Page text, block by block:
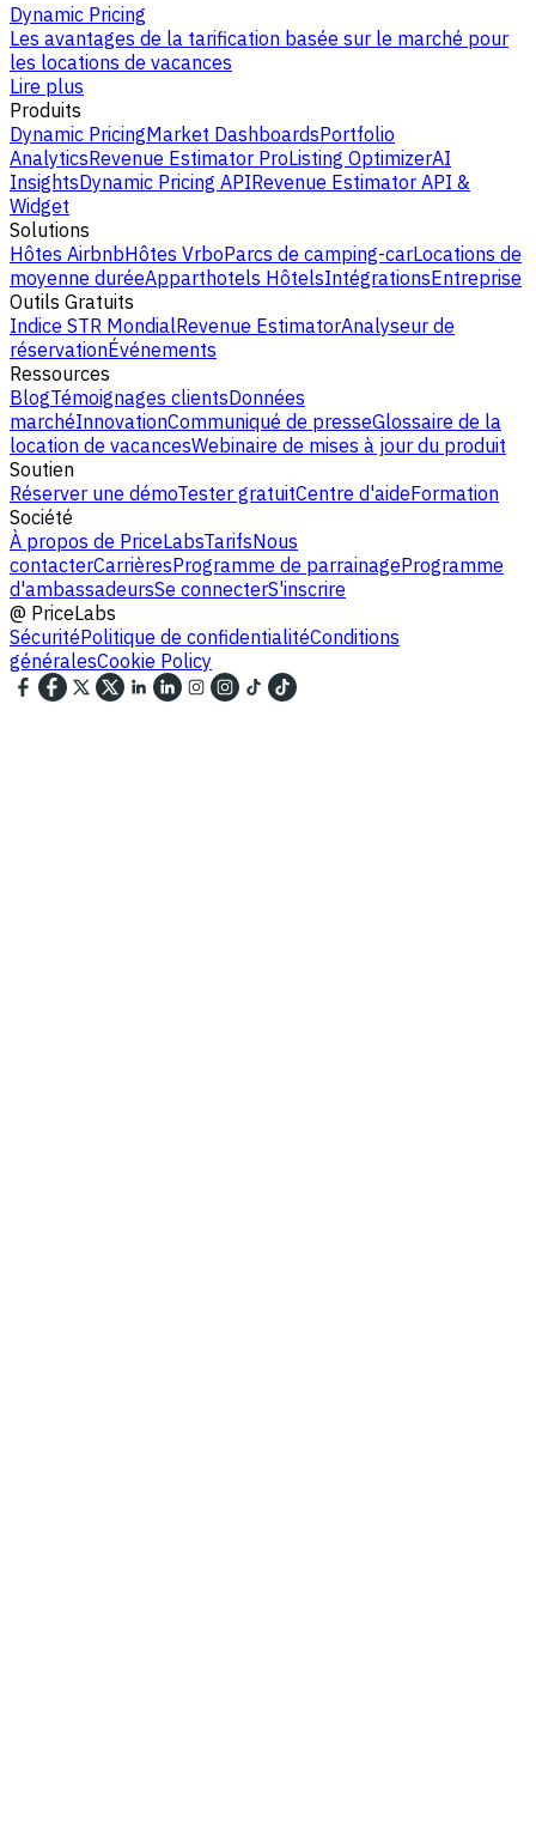
Dynamic Pricing
Les avantages de la tarification basée sur le marché pour
les locations de vacances
Lire plus
Produits
Dynamic PricingMarket DashboardsPortfolio
AnalyticsRevenue Estimator ProListing OptimizerAI
InsightsDynamic Pricing APIRevenue Estimator API &
Widget
Solutions
Hôtes AirbnbHôtes VrboParcs de camping-carLocations de
moyenne duréeApparthotels HôtelsIntégrationsEntreprise
Outils Gratuits
Indice STR MondialRevenue EstimatorAnalyseur de
réservationÉvénements
Ressources
BlogTémoignages clientsDonnées
marchéInnovationCommuniqué de presseGlossaire de la
location de vacancesWebinaire de mises à jour du produit
Soutien
Réserver une démoTester gratuitCentre d'aideFormation
Société
À propos de PriceLabsTarifsNous
contacterCarrièresProgramme de parrainageProgramme
d'ambassadeursSe connecterS'inscrire
@ PriceLabs
SécuritéPolitique de confidentialitéConditions
généralesCookie Policy